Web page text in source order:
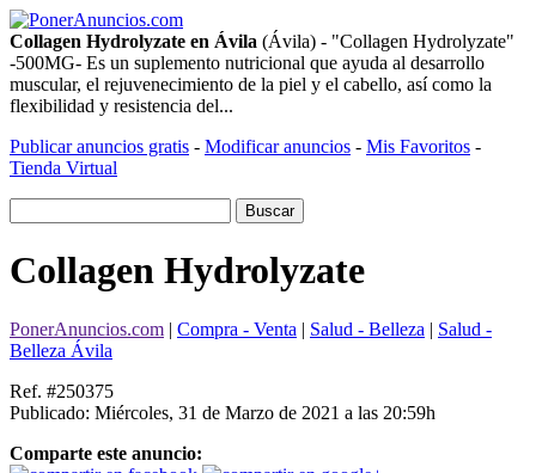
Collagen Hydrolyzate en Ávila (Ávila) - "Collagen Hydrolyzate"
-500MG- Es un suplemento nutricional que ayuda al desarrollo
muscular, el rejuvenecimiento de la piel y el cabello, así como la
flexibilidad y resistencia del...
Publicar anuncios gratis - Modificar anuncios - Mis Favoritos -
Tienda Virtual
Collagen Hydrolyzate
PonerAnuncios.com | Compra - Venta | Salud - Belleza | Salud -
Belleza Ávila
Ref. #250375
Publicado: Miércoles, 31 de Marzo de 2021 a las 20:59h
Comparte este anuncio: